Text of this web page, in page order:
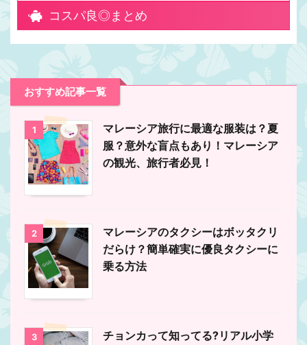
コスパ良◎まとめ
おすすめ記事一覧
1
マレーシア旅行に最適な服装は？夏
服？意外な盲点もあり！マレーシア
の観光、旅行者必見！
2
マレーシアのタクシーはボッタクリ
だらけ？簡単確実に優良タクシーに
乗る方法
3
チョンカって知ってる?リアル小学